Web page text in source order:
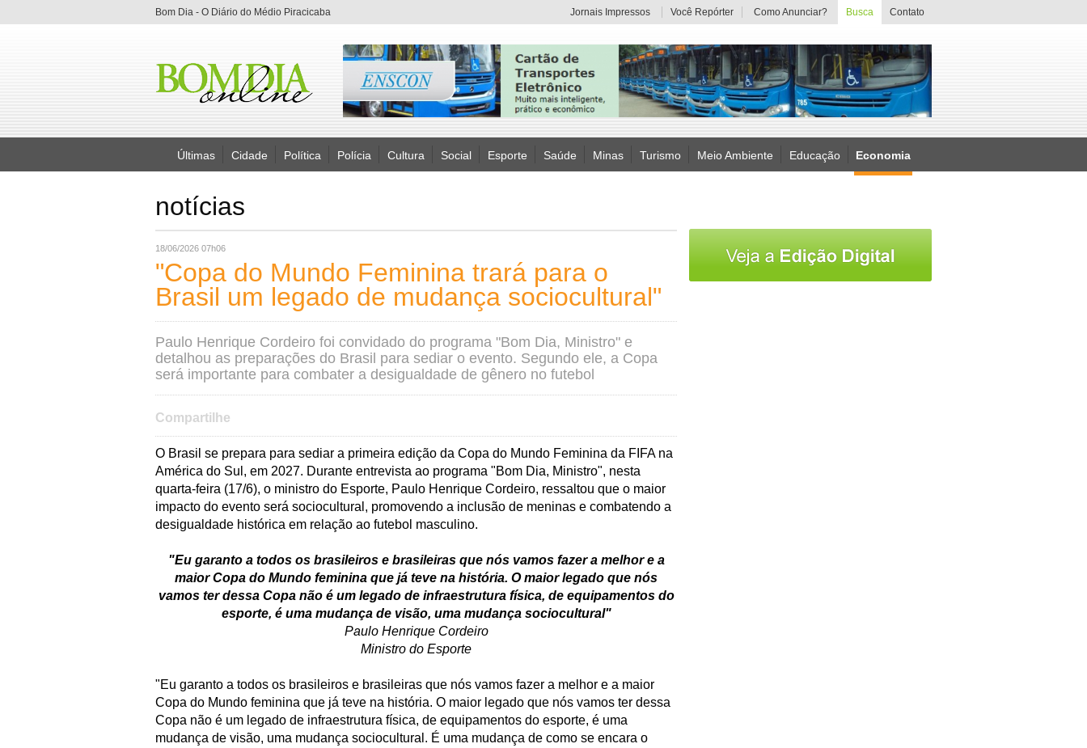
Bom Dia - O Diário do Médio Piracicaba Jornais Impressos Você Repórter Como Anunciar? Busca Contato
Últimas Cidade Política Polícia Cultura Social Esporte Saúde Minas Turismo Meio Ambiente Educação Economia
notícias
18/06/2026 07h06
"Copa do Mundo Feminina trará para o
Brasil um legado de mudança sociocultural"
Paulo Henrique Cordeiro foi convidado do programa "Bom Dia, Ministro" e
detalhou as preparações do Brasil para sediar o evento. Segundo ele, a Copa
será importante para combater a desigualdade de gênero no futebol
Compartilhe
O Brasil se prepara para sediar a primeira edição da Copa do Mundo Feminina da FIFA na
América do Sul, em 2027. Durante entrevista ao programa "Bom Dia, Ministro", nesta
quarta-feira (17/6), o ministro do Esporte, Paulo Henrique Cordeiro, ressaltou que o maior
impacto do evento será sociocultural, promovendo a inclusão de meninas e combatendo a
desigualdade histórica em relação ao futebol masculino.
"Eu garanto a todos os brasileiros e brasileiras que nós vamos fazer a melhor e a
maior Copa do Mundo feminina que já teve na história. O maior legado que nós
vamos ter dessa Copa não é um legado de infraestrutura física, de equipamentos do
esporte, é uma mudança de visão, uma mudança sociocultural"
Paulo Henrique Cordeiro
Ministro do Esporte
"Eu garanto a todos os brasileiros e brasileiras que nós vamos fazer a melhor e a maior
Copa do Mundo feminina que já teve na história. O maior legado que nós vamos ter dessa
Copa não é um legado de infraestrutura física, de equipamentos do esporte, é uma
mudança de visão, uma mudança sociocultural. É uma mudança de como se encara o